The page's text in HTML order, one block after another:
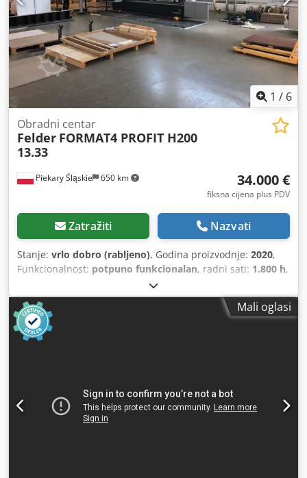
1 / 6
Piekary Śląskie 650 km
Obradni centar
Felder FORMAT4 PROFIT H200
13.33
34.000 €
fiksna cijena plus PDV
Zatražiti Nazvati
Stanje: vrlo dobro (rabljeno), Godina proizvodnje: 2020,
Funkcionalnost: potpuno funkcionalan, radni sati: 1.800 h,
, ulazni napon:
struja:40 A, ulazna frekvencija:50 Hz, vrsta ulazne struje:
trofazni
, pomak osi Y:
1.400 mm
3.300 mm
Oprema:USB priključak, dokumentacija / priručnik
Nudimo ovaj vrlo dobar FORMAT4 PROFIT H200 13.33
obradni centar. Stroj je opremljen vretenom s četvrtom osi
Mali oglasi